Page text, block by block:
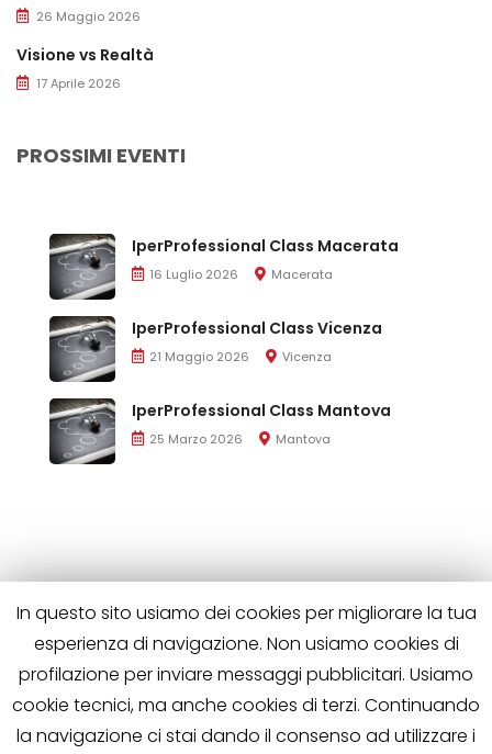
26 Maggio 2026
Visione vs Realtà
17 Aprile 2026
PROSSIMI EVENTI
IperProfessional Class Macerata
16 Luglio 2026 Macerata
IperProfessional Class Vicenza
21 Maggio 2026 Vicenza
IperProfessional Class Mantova
25 Marzo 2026 Mantova
Iperprofessional è di proprietà di Wild Horses S.R.L.
In questo sito usiamo dei cookies per migliorare la tua
esperienza di navigazione. Non usiamo cookies di
profilazione per inviare messaggi pubblicitari. Usiamo
cookie tecnici, ma anche cookies di terzi. Continuando
la navigazione ci stai dando il consenso ad utilizzare i